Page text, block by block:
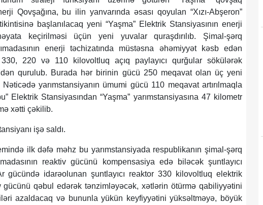
Qovşağına, bu ilin yanvarında əsası qoyulan “Xızı-Abşeron”
başlanılacaq yeni “Yaşma” Elektrik Stansiyasının enerji
keçirilməsi üçün yeni yuvalar quraşdırılıb. Şimal-şərq
enerji təchizatında müstəsna əhəmiyyət kəsb edən
330, 220 və 110 kilovoltluq açıq paylayıcı qurğular sökülərək
qurulub. Burada hər birinin gücü 250 meqavat olan üç yeni
Nəticədə yarımstansiyanın ümumi gücü 110 meqavat artırılmaqla
Elektrik Stansiyasından “Yaşma” yarımstansiyasına 47 kilometr
xətti çəkilib.
işə saldı.
ilk dəfə məhz bu yarımstansiyada respublikanın şimal-şərq
reaktiv gücünü kompensasiya edə biləcək şuntlayıcı
gücündə idarəolunan şuntlayıcı reaktor 330 kilovoltluq elektrik
qəbul edərək tənzimləyəcək, xətlərin ötürmə qabiliyyətini
azaldacaq və bununla yükün keyfiyyətini yüksəltməyə, böyük